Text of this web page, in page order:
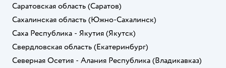
Саратовская область (Саратов)
Сахалинская область (Южно-Сахалинск)
Саха Республика - Якутия (Якутск)
Свердловская область (Екатеринбург)
Северная Осетия - Алания Республика (Владикавказ)